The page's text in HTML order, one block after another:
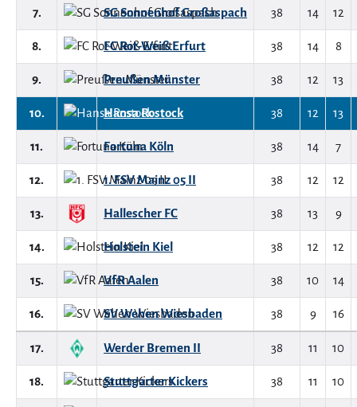
7. SG Sonnenhof Großaspach 38 14 12
8. FC Rot-Weiß Erfurt 38 14 8
9. Preußen Münster 38 12 13
10. Hansa Rostock 38 12 13
11. Fortuna Köln 38 14 7
12. 1. FSV Mainz 05 II 38 12 12
13. Hallescher FC 38 13 9
14. Holstein Kiel 38 12 12
15. VfR Aalen 38 10 14
16. SV Wehen Wiesbaden 38 9 16
17. Werder Bremen II 38 11 10
18. Stuttgarter Kickers 38 11 10